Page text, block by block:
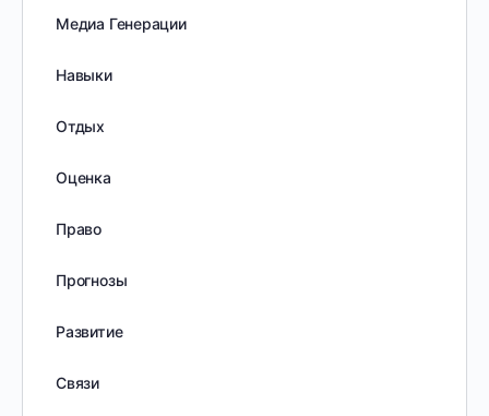
Медиа Генерации
Навыки
Отдых
Оценка
Право
Прогнозы
Развитие
Связи